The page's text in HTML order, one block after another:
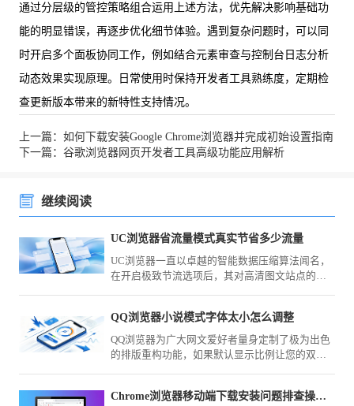
通过分层级的管控策略组合运用上述方法，优先解决影响基础功
能的明显错误，再逐步优化细节体验。遇到复杂问题时，可以同
时开启多个面板协同工作，例如结合元素审查与控制台日志分析
动态效果实现原理。日常使用时保持开发者工具熟练度，定期检
查更新版本带来的新特性支持情况。
上一篇：如何下载安装Google Chrome浏览器并完成初始设置指南
下一篇：谷歌浏览器网页开发者工具高级功能应用解析
继续阅读
UC浏览器省流量模式真实节省多少流量
UC浏览器一直以卓越的智能数据压缩算法闻名，
在开启极致节流选项后，其对高清图文站点的压
优化差值与视觉劣化程度，彻底打消月底套餐告
急的顾虑。
QQ浏览器小说模式字体太小怎么调整
QQ浏览器为广大网文爱好者量身定制了极为出色
的排版重构功能，如果默认显示比例让您的双眼
最舒适的尺寸，尽享纯粹阅读。
Chrome浏览器移动端下载安装问题排查操作经验教程